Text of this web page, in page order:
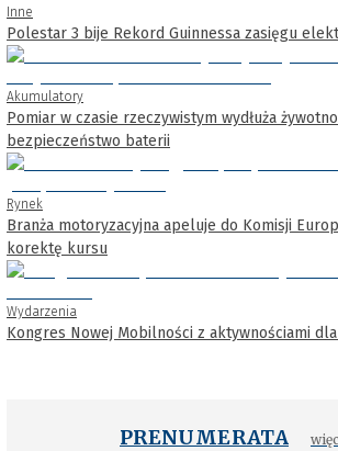
Inne
Polestar 3 bije Rekord Guinnessa zasięgu
Akumulatory
Pomiar w czasie rzeczywistym wydłuża
bezpieczeństwo baterii
Rynek
Branża motoryzacyjna apeluje do Komisji
korektę kursu
Wydarzenia
Kongres Nowej Mobilności z aktywnościami
PRENUMERATA